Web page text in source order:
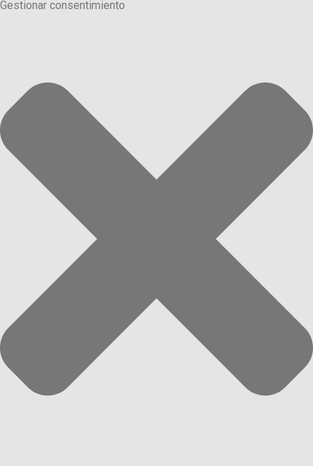
Gestionar consentimiento